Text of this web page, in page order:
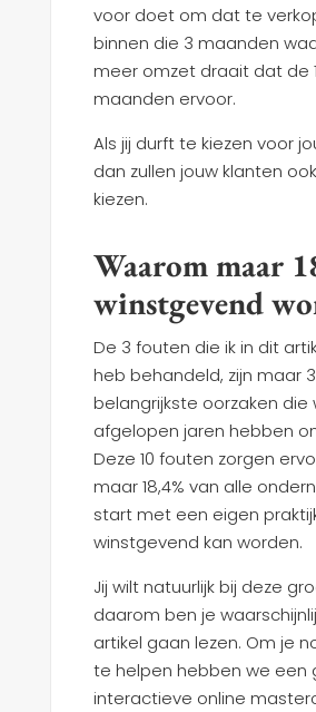
voor doet om dat te
binnen die 3 maanden
meer omzet draait dat de
maanden ervoor.
Als jij durft te kiezen voor
dan zullen jouw klanten
kiezen.
Waarom maar
winstgevend
De 3 fouten die ik in dit
heb behandeld, zijn maar
belangrijkste oorzaken die
afgelopen jaren hebben
Deze 10 fouten zorgen
maar 18,4% van alle
start met een eigen
winstgevend kan worden.
Jij wilt natuurlijk bij deze
daarom ben je
artikel gaan lezen. Om je
te helpen hebben we een
interactieve online